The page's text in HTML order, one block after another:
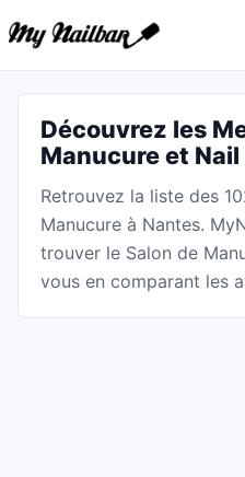
Découvrez les
Manucure et
Retrouvez la liste des
Manucure à Nantes.
trouver le Salon de
vous en comparant les